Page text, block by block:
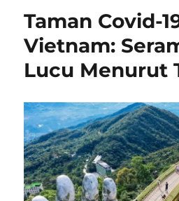
Taman Covid-
Vietnam:
Lucu Menurut